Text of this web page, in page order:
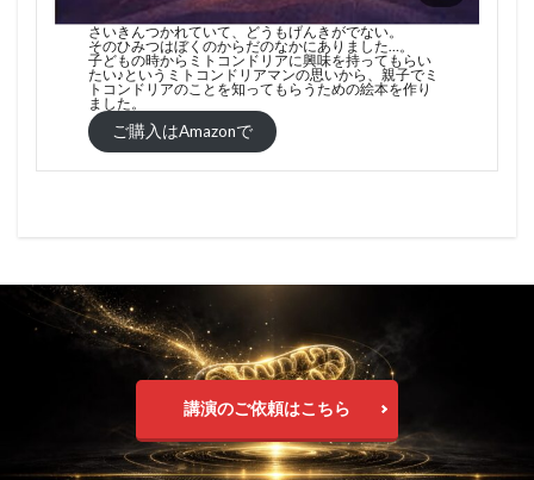
さいきんつかれていて、どうもげんきがでない。
そのひみつはぼくのからだのなかにありました…。
子どもの時からミトコンドリアに興味を持ってもらい
たい♪というミトコンドリアマンの思いから、親子でミ
トコンドリアのことを知ってもらうための絵本を作り
ました。
ご購入はAmazonで
講演のご依頼はこちら